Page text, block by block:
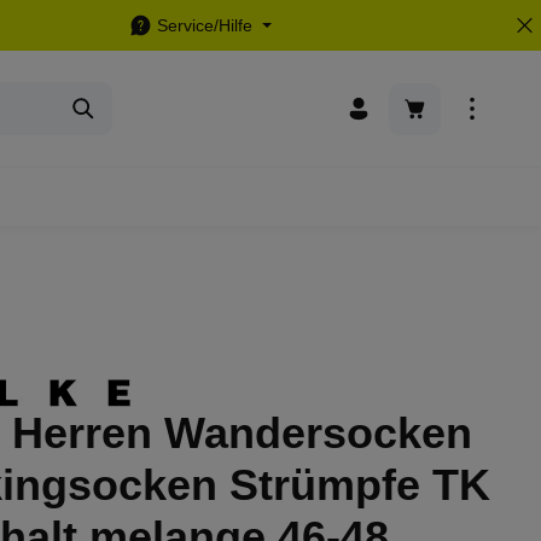
Service/Hilfe
Warenkorb
Herren Wandersocken
Strümpfe TK